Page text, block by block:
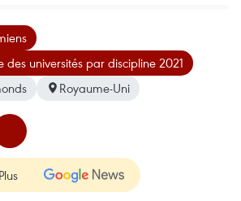
des universités par discipline 2021
Royaume-Uni